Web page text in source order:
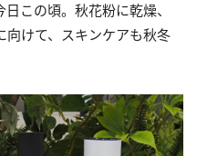
この頃。秋花粉に乾燥、
けて、スキンケアも秋冬